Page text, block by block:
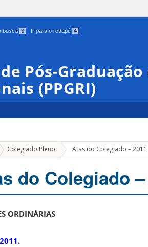
busca 3 Ir para o rodapé 4
Pós-Graduação
(PPGRI)
Colegiado Pleno Atas do Colegiado – 2011
do Colegiado –
ORDINÁRIAS
1.